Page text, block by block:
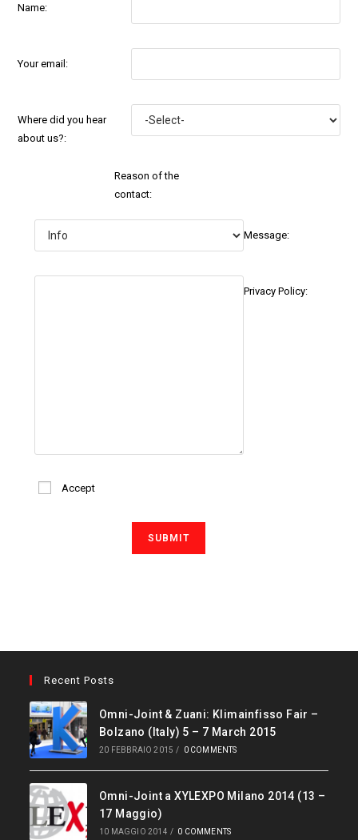
Name:
Your email:
Where did you hear
about us?:
Reason of the
contact:
Message:
Privacy Policy:
Accept
Recent Posts
Omni-Joint & Zuani: Klimainfisso Fair –
Bolzano (Italy) 5 – 7 March 2015
20 FEBBRAIO 2015 / 0 COMMENTS
Omni-Joint a XYLEXPO Milano 2014 (13 –
17 Maggio)
10 MAGGIO 2014 / 0 COMMENTS